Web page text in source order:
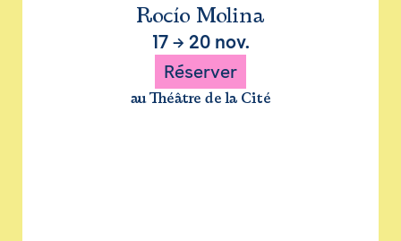
Rocío Molina
17→ 20 nov.
Réserver
au Théâtre de la Cité